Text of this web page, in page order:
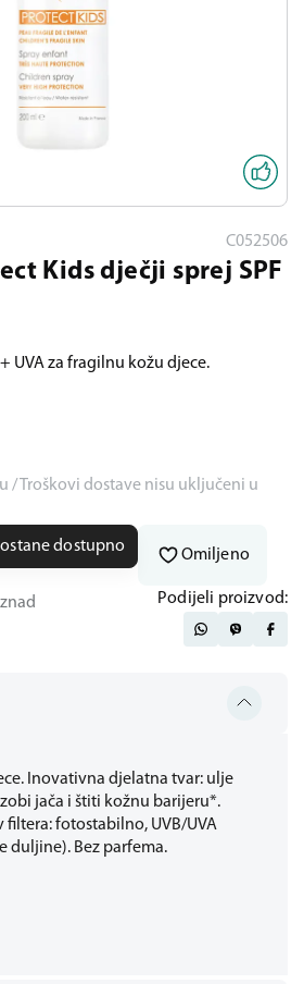
Inovativna djelatna tvar: ulje
jača i štiti kožnu barijeru*.
filtera: fotostabilno, UVB/UVA
duljine). Bez parfema.
C052506
Kids dječji sprej SPF
UVA za fragilnu kožu djece.
/ Troškovi dostave nisu uključeni u
dostupno
Omiljeno
Podijeli proizvod: